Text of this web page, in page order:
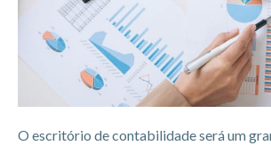
O escritório de contabilidade será um